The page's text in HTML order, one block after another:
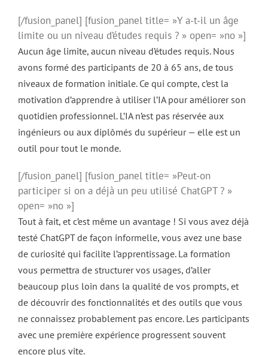
[/fusion_panel] [fusion_panel title= »Y a-t-il un âge
limite ou un niveau d’études requis ? » open= »no »]
Aucun âge limite, aucun niveau d’études requis. Nous
avons formé des participants de 20 à 65 ans, de tous
niveaux de formation initiale. Ce qui compte, c’est la
motivation d’apprendre à utiliser l’IA pour améliorer son
quotidien professionnel. L’IA n’est pas réservée aux
ingénieurs ou aux diplômés du supérieur — elle est un
outil pour tout le monde.
[/fusion_panel] [fusion_panel title= »Peut-on
participer si on a déjà un peu utilisé ChatGPT ? »
open= »no »]
Tout à fait, et c’est même un avantage ! Si vous avez déjà
testé ChatGPT de façon informelle, vous avez une base
de curiosité qui facilite l’apprentissage. La formation
vous permettra de structurer vos usages, d’aller
beaucoup plus loin dans la qualité de vos prompts, et
de découvrir des fonctionnalités et des outils que vous
ne connaissez probablement pas encore. Les participants
avec une première expérience progressent souvent
encore plus vite.